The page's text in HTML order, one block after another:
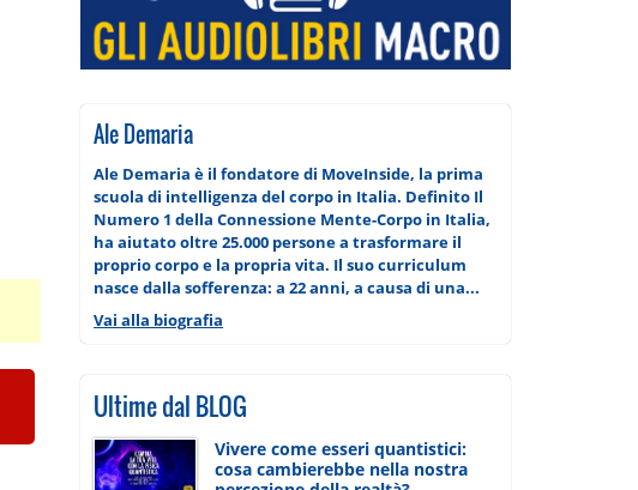
Ale Demaria
Ale Demaria è il fondatore di MoveInside, la prima
scuola di intelligenza del corpo in Italia. Definito Il
Numero 1 della Connessione Mente-Corpo in Italia,
ha aiutato oltre 25.000 persone a trasformare il
proprio corpo e la propria vita. Il suo curriculum
nasce dalla sofferenza: a 22 anni, a causa di una...
Vai alla biografia
Ultime dal BLOG
Vivere come esseri quantistici:
cosa cambierebbe nella nostra